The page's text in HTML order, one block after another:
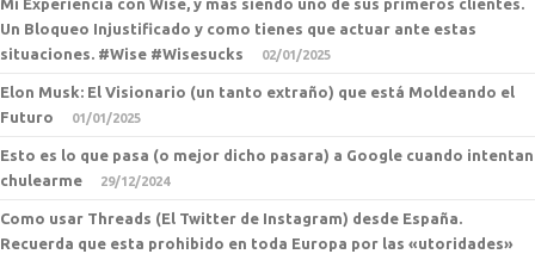
Mi Experiencia con Wise, y mas siendo uno de sus primeros clientes.
Un Bloqueo Injustificado y como tienes que actuar ante estas
situaciones. #Wise #Wisesucks
02/01/2025
Elon Musk: El Visionario (un tanto extraño) que está Moldeando el
Futuro
01/01/2025
Esto es lo que pasa (o mejor dicho pasara) a Google cuando intentan
chulearme
29/12/2024
Como usar Threads (El Twitter de Instagram) desde España.
Recuerda que esta prohibido en toda Europa por las «utoridades»